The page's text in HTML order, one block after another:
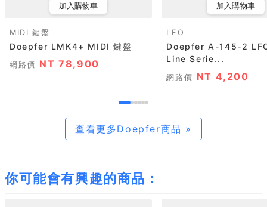
加入購物車
MIDI 鍵盤
Doepfer LMK4+ MIDI 鍵盤
網路價 NT 78,900
加入購物車
LFO
Doepfer A-145-2
Line Serie...
網路價 NT 4,200
查看更多Doepfer商品 »
你可能會有興趣的商品：